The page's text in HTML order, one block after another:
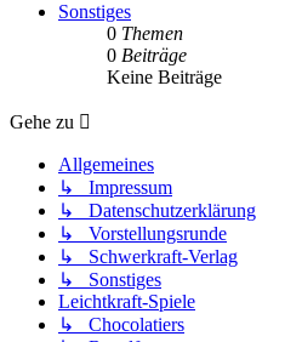
Sonstiges
0 Themen
0 Beiträge
Keine Beiträge
Gehe zu
Allgemeines
↳ Impressum
↳ Datenschutzerklärung
↳ Vorstellungsrunde
↳ Schwerkraft-Verlag
↳ Sonstiges
Leichtkraft-Spiele
↳ Chocolatiers